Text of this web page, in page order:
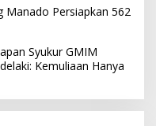
Manado Persiapkan 562
Syukur GMIM
Kemuliaan Hanya